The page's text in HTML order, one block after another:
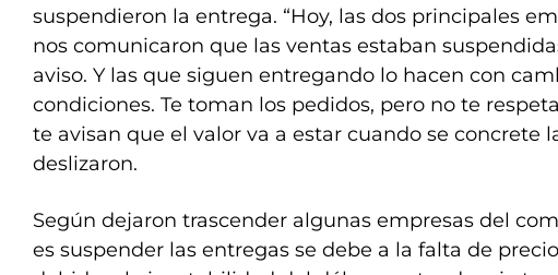
suspendieron la entrega. “Hoy, las dos principales
nos comunicaron que las ventas estaban
aviso. Y las que siguen entregando lo hacen con
condiciones. Te toman los pedidos, pero no te
te avisan que el valor va a estar cuando se concrete
deslizaron.
Según dejaron trascender algunas empresas del
es suspender las entregas se debe a la falta de